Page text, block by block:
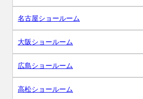
名古屋ショールーム
大阪ショールーム
広島ショールーム
高松ショールーム